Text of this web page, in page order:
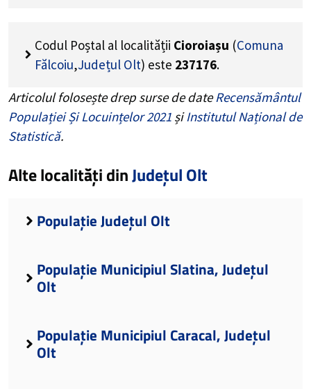
Codul Poștal al localității Cioroiașu (Comuna
Fălcoiu,Județul Olt) este 237176.
Articolul folosește drep surse de dateRecensământul
Populației Și Locuințelor 2021 șiInstitutul Național de
Statistică.
Alte localități dinJudețul Olt
Populație Județul Olt
Populație Municipiul Slatina, Județul
Olt
Populație Municipiul Caracal, Județul
Olt